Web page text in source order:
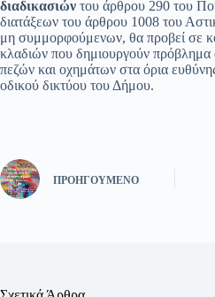
διαδικασιών του άρθρου 290 του
διατάξεων του άρθρου 1008 του
μη συμμορφούμενων, θα προβεί σε
κλαδιών που δημιουργούν πρόβλημα
πεζών και οχημάτων στα όρια
οδικού δικτύου του Δήμου.
ΠΡΟΗΓΟΎΜΕΝΟ